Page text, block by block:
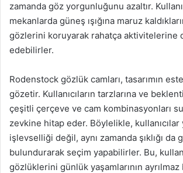
zamanda göz yorgunluğunu azaltır.
mekanlarda güneş ışığına maruz
gözlerini koruyarak rahatça aktivitelerine
edebilirler.
Rodenstock gözlük camları, tasarımın
gözetir. Kullanıcıların tarzlarına ve
çeşitli çerçeve ve cam kombinasyonları
zevkine hitap eder. Böylelikle, kullanıcılar
işlevselliği değil, aynı zamanda şıklığı da
bulundurarak seçim yapabilirler. Bu,
gözlüklerini günlük yaşamlarının ayrılmaz